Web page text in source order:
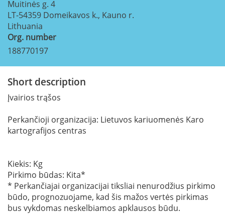
Muitinės g. 4
LT-54359 Domeikavos k., Kauno r.
Lithuania
Org. number
188770197
Short description
Įvairios trąšos
Perkančioji organizacija: Lietuvos kariuomenės Karo
kartografijos centras
Kiekis: Kg
Pirkimo būdas: Kita*
* Perkančiajai organizacijai tiksliai nenurodžius pirkimo
būdo, prognozuojame, kad šis mažos vertės pirkimas
bus vykdomas neskelbiamos apklausos būdu.